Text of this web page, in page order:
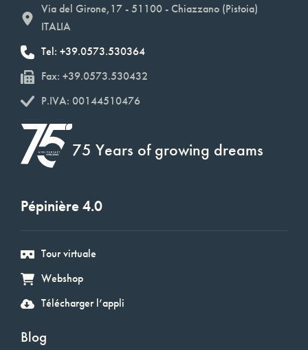
Via del Girone,17 - 51100 - Chiazzano (Pistoia)
ITALIA
Tel: +39.0573.530364
Fax: +39.0573.530432
P.IVA: 00144510476
75 Years of growing dreams
Pépinière 4.0
Tour virtuale
Webshop
Télécharger l’appli
Blog